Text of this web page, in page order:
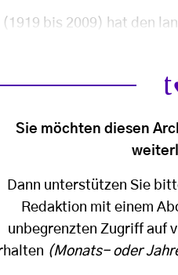
bis 2009) hat den
Sie möchten diesen
Dann unterstützen Sie
Redaktion mit einem
unbegrenzten Zugriff auf
(Monats- oder